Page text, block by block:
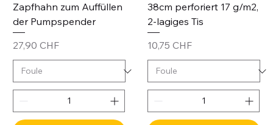
Zapfhahn zum Auffüllen
der Pumpspender
Prix
27,90 CHF
38cm perforiert 17 g/m2,
2-lagiges Tis
Prix
10,75 CHF